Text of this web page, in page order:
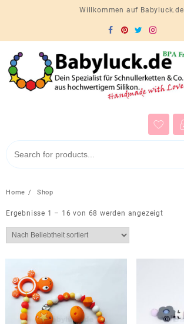
Willkommen auf Babyluck.de
Home Shop
Ergebnisse 1 – 16 von 68 werden angezeigtNach